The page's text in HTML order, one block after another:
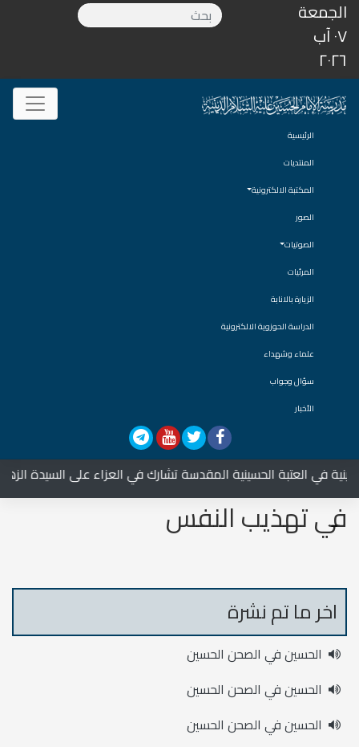
الجمعة
٠٧ آب
٢٠٢٦
الرئيسية
المنتديات
المكتبة الالكترونية
الصور
الصوتيات
المرئيات
الزيارة بالانابة
الدراسة الحوزوية الالكترونية
علماء وشهداء
سؤال وجواب
الأخبار
في العتبة الحسينية المقدسة تشارك في العزاء على السيدة الزهراء
في تهذيب النفس
اخر ما تم نشرة
الحسين في الصحن الحسين
الحسين في الصحن الحسين
الحسين في الصحن الحسين